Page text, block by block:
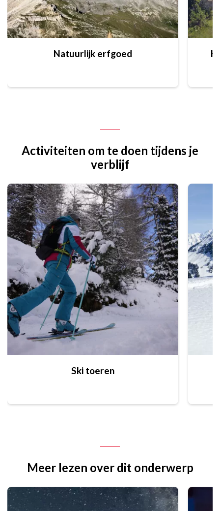
Natuurlijk erfgoed
Activiteiten om te doen tijdens je
verblijf
Ski toeren
Meer lezen over dit onderwerp